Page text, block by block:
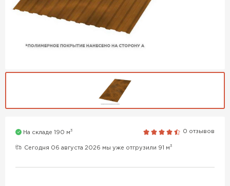
На складе 190 м3 0 отзывов
Сегодня 06 августа 2026 мы уже отгрузили 91 м3